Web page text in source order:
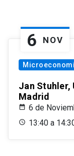
6 NOV
Jan Stuhler,
Madrid
6 de
13:40 a